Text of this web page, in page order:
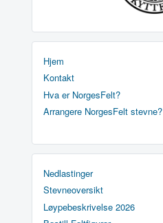
Hjem
Kontakt
Hva er NorgesFelt?
Arrangere NorgesFelt stevne?
Nedlastinger
Stevneoversikt
Løypebeskrivelse 2026